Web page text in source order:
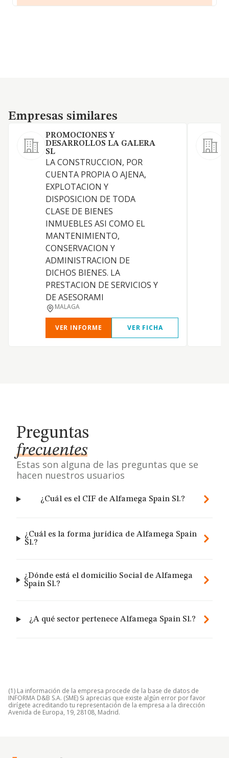
Empresas similares
Empresas similares
PROMOCIONES Y
DESARROLLOS LA GALERA
SL
LA CONSTRUCCION, POR
CUENTA PROPIA O AJENA,
EXPLOTACION Y
DISPOSICION DE TODA
CLASE DE BIENES
INMUEBLES ASI COMO EL
MANTENIMIENTO,
CONSERVACION Y
ADMINISTRACION DE
DICHOS BIENES. LA
PRESTACION DE SERVICIOS Y
DE ASESORAMI
MALAGA
VER INFORME VER FICHA
Preguntas
frecuentes
Estas son alguna de las preguntas que se
hacen nuestros usuarios
¿Cuál es el CIF de Alfamega Spain Sl.?
¿Cuál es la forma jurídica de Alfamega Spain
Sl.?
¿Dónde está el domicilio Social de Alfamega
Spain Sl.?
¿A qué sector pertenece Alfamega Spain Sl.?
(1) La información de la empresa procede de la base de datos de
INFORMA D&B S.A. (SME) Si aprecias que existe algún error por favor
dirígete acreditando tu representación de la empresa a la dirección
Avenida de Europa, 19, 28108, Madrid.